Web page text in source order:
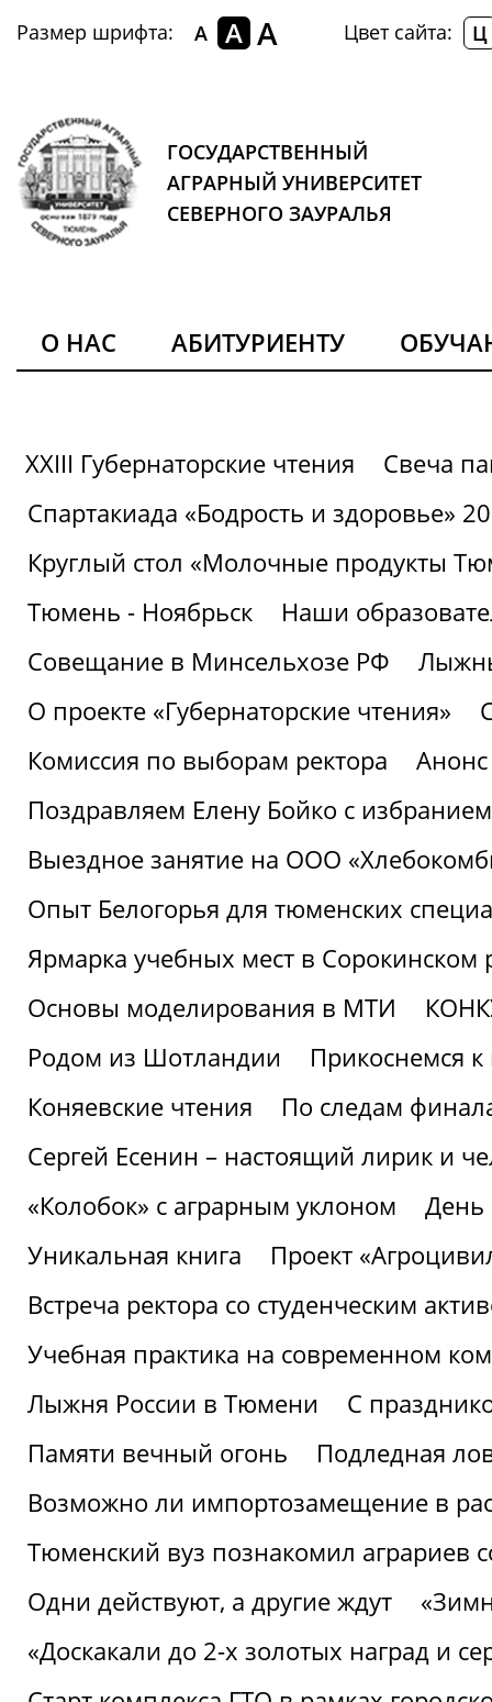
Размер шрифта: A A A Цвет сайта: Ц
ГОСУДАРСТВЕННЫЙ
АГРАРНЫЙ УНИВЕРСИТЕТ
СЕВЕРНОГО ЗАУРАЛЬЯ
О НАС АБИТУРИЕНТУ
XXIII Губернаторские чтения
Свеча
Спартакиада «Бодрость и здоровье»
Круглый стол «Молочные продукты
Тюмень - Ноябрьск
Наши
Совещание в Минсельхозе РФ
О проекте «Губернаторские чтения»
Комиссия по выборам ректора
Поздравляем Елену Бойко с
Выездное занятие на ООО
Опыт Белогорья для тюменских
Ярмарка учебных мест в Сорокинском
Основы моделирования в МТИ
Родом из Шотландии
Прикоснемся
Коняевские чтения
По следам
Сергей Есенин – настоящий лирик и
«Колобок» с аграрным уклоном
День
Уникальная книга
Проект
Встреча ректора со студенческим
Учебная практика на современном
Лыжня России в Тюмени
С
Памяти вечный огонь
Подледная
Возможно ли импортозамещение в
Тюменский вуз познакомил аграриев
Одни действуют, а другие ждут
«Доскакали до 2-х золотых наград и